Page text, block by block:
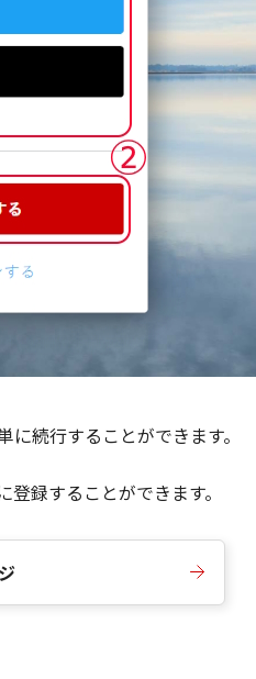
続行することができます。
録することができます。